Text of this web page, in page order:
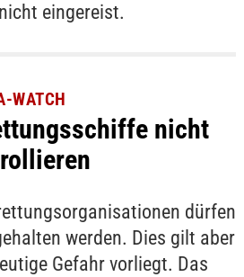
eingereist.
WATCH
nicht
dürfen
werden. Dies gilt aber
Gefahr vorliegt. Das